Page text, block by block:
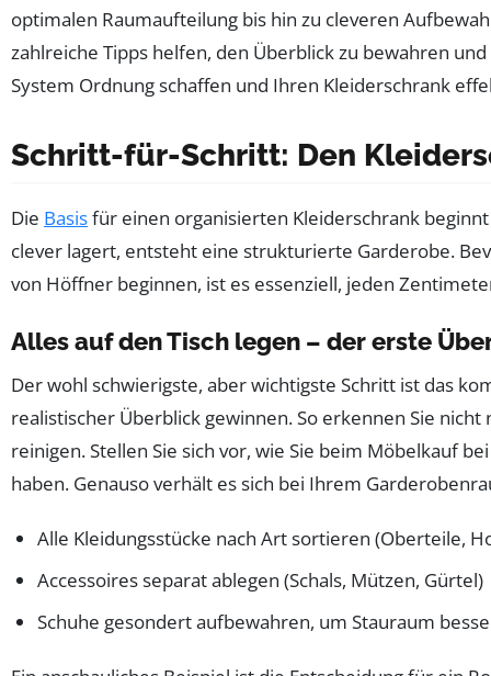
optimalen Raumaufteilung bis hin zu cleveren
zahlreiche Tipps helfen, den Überblick zu bewahren
System Ordnung schaffen und Ihren Kleiderschrank
Schritt-für-Schritt: Den
Die Basisfür einen organisierten Kleiderschrank
clever lagert, entsteht eine strukturierte Garderobe.
von Höffner beginnen, ist es essenziell, jeden
Alles auf den Tisch legen – der erste
Der wohl schwierigste, aber wichtigste Schritt ist das
realistischer Überblick gewinnen. So erkennen Sie
reinigen. Stellen Sie sich vor, wie Sie beim Möbelkauf
haben. Genauso verhält es sich bei Ihrem
Alle Kleidungsstücke nach Art sortieren (Oberteile,
Accessoires separat ablegen (Schals, Mützen, Gürtel)
Schuhe gesondert aufbewahren, um Stauraum